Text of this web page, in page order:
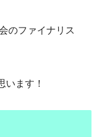
のファイナリス
います！